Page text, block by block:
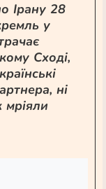
Ірану 28
у
Сході,
ні
мріяли